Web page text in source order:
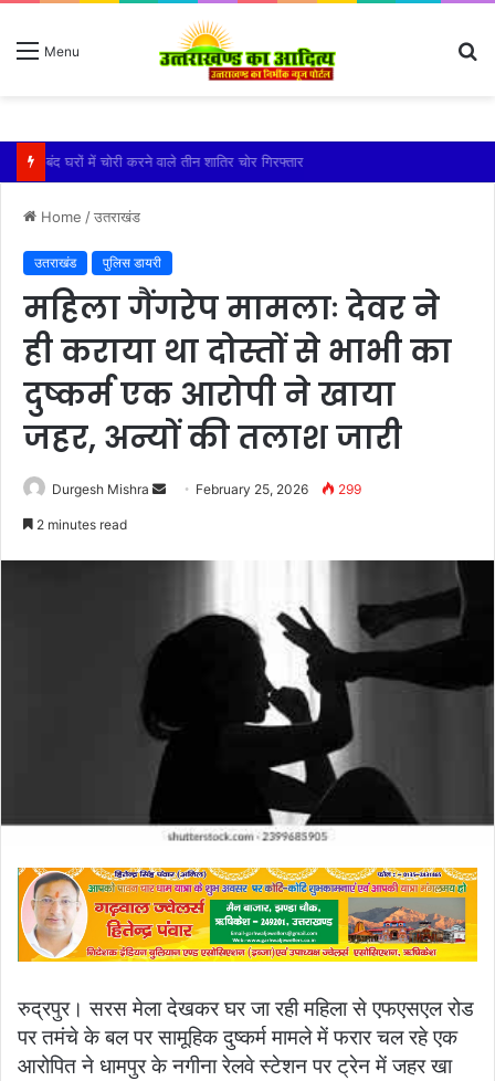
Menu
बंद घरों में चोरी करने वाले तीन शातिर चोर गिरफ्तार
Home /उतराखंड
उतराखंड पुलिस डायरी
महिला गैंगरेप मामलाः देवर ने
ही कराया था दोस्तों से भाभी का
दुष्कर्म एक आरोपी ने खाया
जहर, अन्यों की तलाश जारी
Durgesh Mishra
Send February 25, 2026 299
2 minutes read
रुद्रपुर। सरस मेला देखकर घर जा रही महिला से एफएसएल रोड
पर तमंचे के बल पर सामूहिक दुष्कर्म मामले में फरार चल रहे एक
आरोपित ने धामपुर के नगीना रेलवे स्टेशन पर ट्रेन में जहर खा